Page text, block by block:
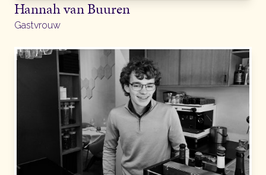
Hannah van Buuren
Gastvrouw